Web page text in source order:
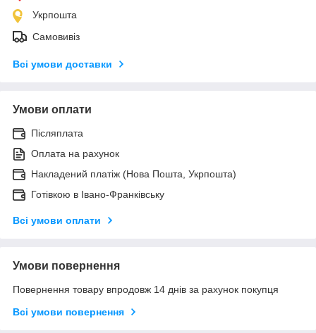
Укрпошта
Самовивіз
Всі умови доставки
Умови оплати
Післяплата
Оплата на рахунок
Накладений платіж (Нова Пошта, Укрпошта)
Готівкою в Івано-Франківську
Всі умови оплати
Умови повернення
Повернення товару впродовж 14 днів за рахунок покупця
Всі умови повернення